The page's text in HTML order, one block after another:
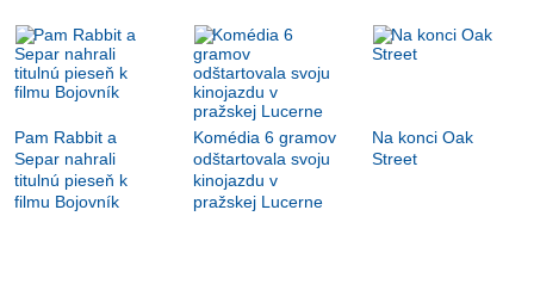
Pam Rabbit a
Separ nahrali
titulnú pieseň k
filmu Bojovník
Komédia 6 gramov
odštartovala svoju
kinojazdu v
pražskej Lucerne
Na konci Oak
Street